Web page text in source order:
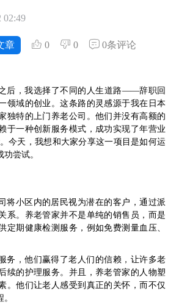
02:49
章 0 0
0条评论
后，我选择了不同的人生道路——辞职回
领域的创业。这条路的灵感源于我在日本
独特的上门养老公司。他们并没有高额的
于一种创新服务模式，成功实现了年营业
今天，我想和大家分享这一项目是如何运
尝试。
将小区内的居民视为潜在的客户，通过派
系。养老管家并不是单纯的销售员，而是
定期健康检测服务，例如免费测量血压、
务，他们赢得了老人们的信赖，让许多老
续的护理服务。并且，养老管家的人物塑
。他们让老人感受到真正的关怀，而不仅